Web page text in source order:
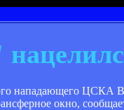
нападающего ЦСКА
окно,